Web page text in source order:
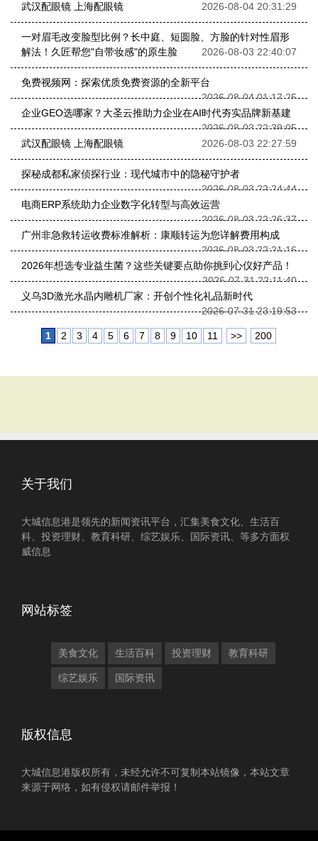
武汉配眼镜 上海配眼镜 2026-08-04 20:31:29
一对眉毛改变脸型比例？长中庭、短圆脸、方脸的针对性眉形
解法！久匠帮您"自带妆感"的原生脸
2026-08-03 22:40:07
免费视频网：探索优质免费资源的全新平台
2026-08-04 01:17:25
企业GEO选哪家？大圣云推助力企业在AI时代夯实品牌新基建
2026-08-03 22:39:05
武汉配眼镜 上海配眼镜
2026-08-03 22:27:59
探秘成都私家侦探行业：现代城市中的隐秘守护者
2026-08-03 22:24:44
电商ERP系统助力企业数字化转型与高效运营
2026-08-03 22:26:37
广州非急救转运收费标准解析：康顺转运为您详解费用构成
2026-08-03 22:21:16
2026年想选专业益生菌？这些关键要点助你挑到心仪好产品！
2026-07-31 22:11:40
义乌3D激光水晶内雕机厂家：开创个性化礼品新时代
2026-07-31 23:19:53
1 2 3 4 5 6 7 8 9 10 11 >> 200
关于我们
大城信息港是领先的新闻资讯平台，汇集美食文化、生活百
科、投资理财、教育科研、综艺娱乐、国际资讯、等多方面权
威信息
网站标签
美食文化 生活百科 投资理财 教育科研
综艺娱乐 国际资讯
版权信息
大城信息港版权所有，未经允许不可复制本站镜像，本站文章
来源于网络，如有侵权请邮件举报！